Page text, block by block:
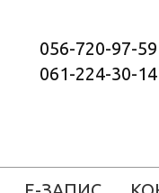
056-720-97-59
061-224-30-14